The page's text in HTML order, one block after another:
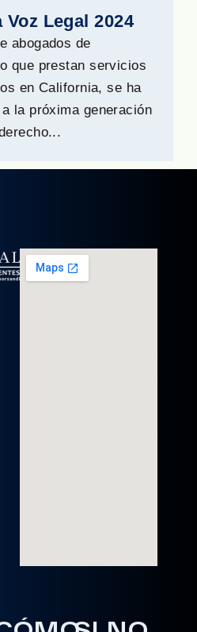
Voz Legal 2024
abogados de
que prestan servicios
en California, se ha
la próxima generación